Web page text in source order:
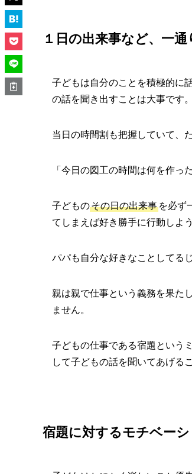
１日の出来事など、一通
子どもは自分のことを積極的に
の話を聞き出すことは大事です。
当日の時間割も把握していて、
「今日の図工の時間は何を作
子どものその日の出来事 を必ず
てしまえば好き勝手に行動しよ
パパも自分な好きなことしてる
親は親で仕事という義務を果た
ません。
子どもの仕事である宿題という
して子どもの話を聞いてあげる
宿題に対するモチベー